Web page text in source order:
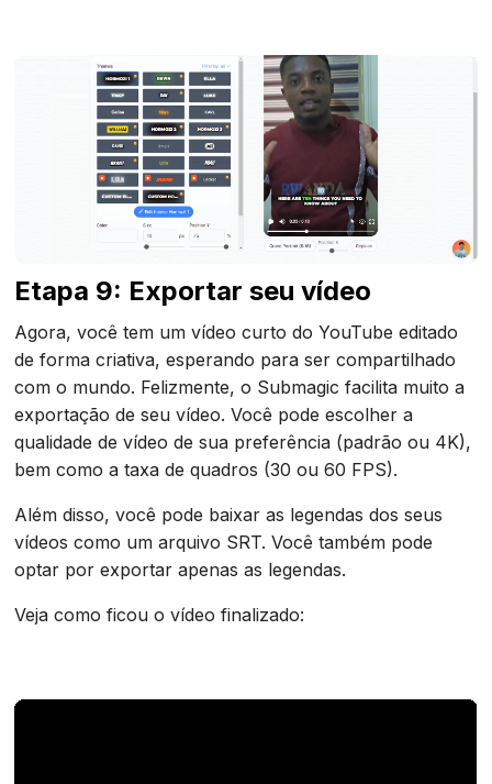
Etapa 9: Exportar seu vídeo
Agora, você tem um vídeo curto do YouTube editado
de forma criativa, esperando para ser compartilhado
com o mundo. Felizmente, o Submagic facilita muito a
exportação de seu vídeo. Você pode escolher a
qualidade de vídeo de sua preferência (padrão ou 4K),
bem como a taxa de quadros (30 ou 60 FPS).
Além disso, você pode baixar as legendas dos seus
vídeos como um arquivo SRT. Você também pode
optar por exportar apenas as legendas.
Veja como ficou o vídeo finalizado: